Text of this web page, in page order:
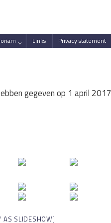
Links Privacy statement
gegeven op 1 april 2017
AS SLIDESHOW]